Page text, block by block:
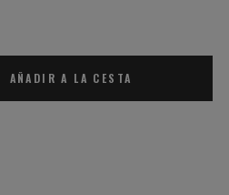
AÑADIR A LA CESTA